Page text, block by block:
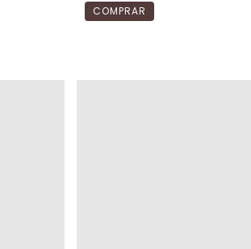
COMPRAR